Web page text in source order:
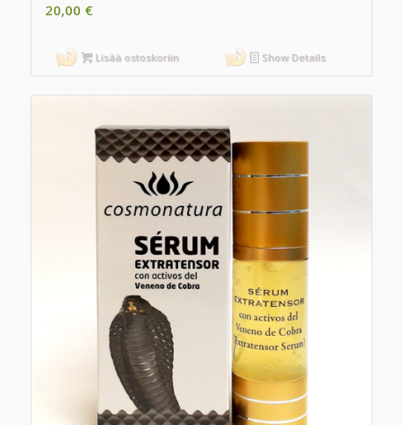
20,00 €
Lisää ostoskoriin Show Details